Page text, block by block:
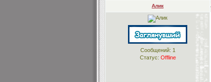
Алик
Сообщений: 1
Статус: Offline